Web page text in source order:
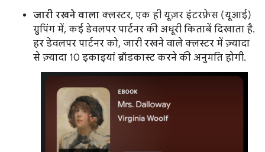
जारी रखने वाला क्लस्टर, एक ही यूज़र इंटरफ़ेस (यूआई)
ग्रुपिंग में, कई डेवलपर पार्टनर की अधूरी किताबें दिखाता है.
हर डेवलपर पार्टनर को, जारी रखने वाले क्लस्टर में ज़्यादा
से ज़्यादा 10 इकाइयां ब्रॉडकास्ट करने की अनुमति होगी.